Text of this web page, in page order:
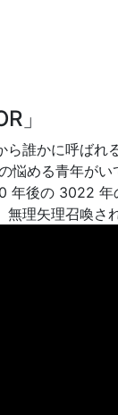
」
ら誰かに呼ばれ
悩める青年がい
年後の 3022 年
理矢理召喚さ